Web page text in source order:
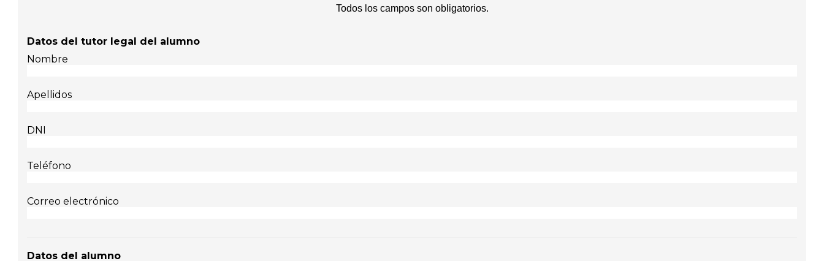
Todos los campos son obligatorios.
Datos del tutor legal del alumno
Nombre
Apellidos
DNI
Teléfono
Correo electrónico
Datos del alumno